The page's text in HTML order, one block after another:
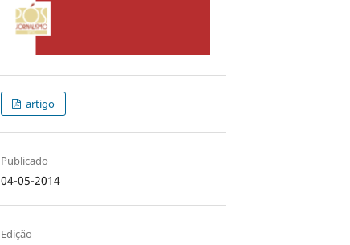
artigo
Publicado
04-05-2014
Edição